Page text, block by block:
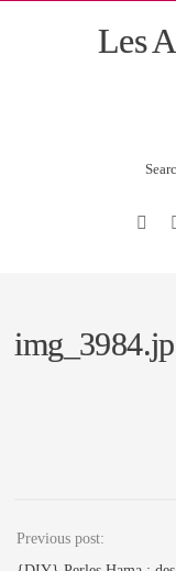
Les
Previous post: